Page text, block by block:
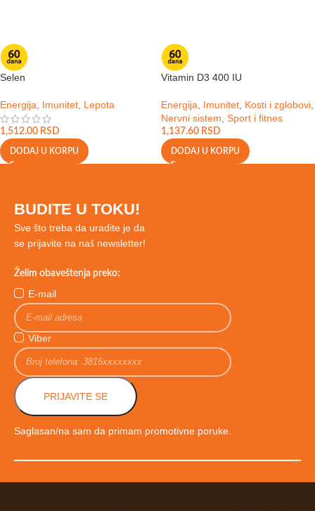
Selen
Energija Imunitet Lepota
1,512.00 RSD
DODAJ U KORPU
Vitamin D3 400 IU
Energija Imunitet Kosti i zglobovi
Nervni sistem Sport i fitnes
1,137.60 RSD
DODAJ U KORPU
BUDITE U TOKU!
Sve što treba da uradite je da
se prijavite na naš newsletter!
Želim obaveštenja preko:
E-mail
Viber
PRIJAVITE SE
Saglasan/na sam da primam promotivne poruke.